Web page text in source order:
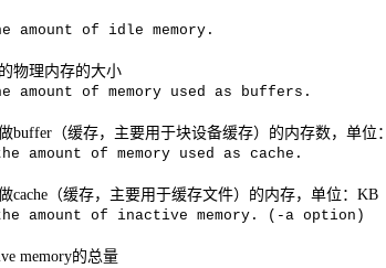
of idle memory.
物理内存的大小
amount of memory used as buffers.
buffer （缓存，主要用于块设备缓存）的内存数，单位：
amount of memory used as cache.
cache （缓存，主要用于缓存文件）的内存，单位： KB
amount of inactive memory. (-a option)
memory的总量